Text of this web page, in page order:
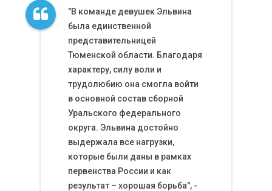
"В команде девушек Эльвина
была единственной
представительницей
Тюменской области. Благодаря
характеру, силу воли и
трудолюбию она смогла войти
в основной состав сборной
Уральского федерального
округа. Эльвина достойно
выдержала все нагрузки,
которые были даны в рамках
первенства России и как
результат – хорошая борьба", -